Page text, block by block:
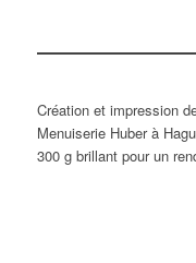
Création et impression
Menuiserie Huber à
300 g brillant pour un